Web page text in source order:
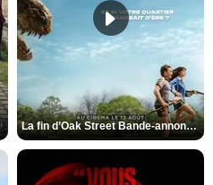
La fin d’Oak Street Bande-annonce VO STFR